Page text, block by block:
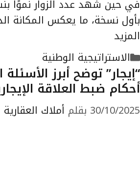
بأول نسخة، ما يعكس المكانة
المزيد
التصنيفات
الاستراتيجية الوطنية
“إيجار” توضح أبرز
أحكام ضبط العلاقة
30/10/2025 بقلم أملاك العقارية